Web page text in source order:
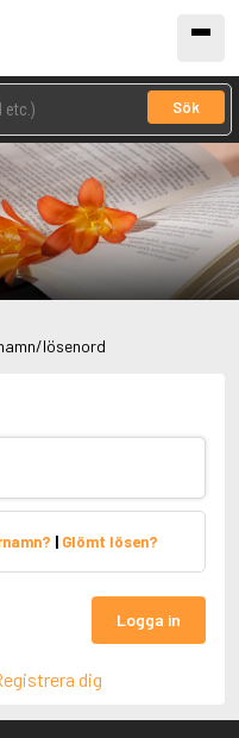
Sök
lösenord
| Glömt lösen?
Logga in
dig